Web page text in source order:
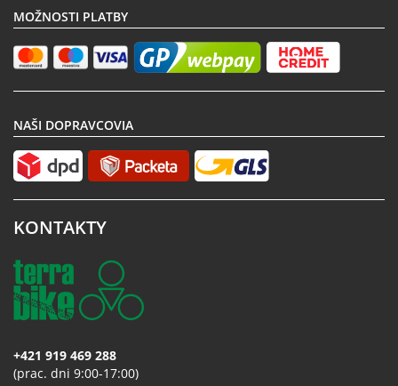
MOŽNOSTI PLATBY
NAŠI DOPRAVCOVIA
KONTAKTY
+421 919 469 288
(prac. dni 9:00-17:00)